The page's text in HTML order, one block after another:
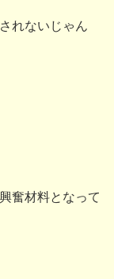
れないじゃん
奮材料となって